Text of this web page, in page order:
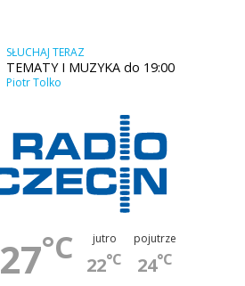
SŁUCHAJ TERAZ
TEMATY I MUZYKA do 19:00
Piotr Tolko
27°C jutro
22°C
pojutrze
24°C